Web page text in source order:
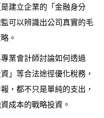
建立企業的「金融身分
可以辨識出公司真實的毛
。
業會計師討論如何透過
」等合法途徑優化稅務，
，都不只是單純的支出，
成本的戰略投資。